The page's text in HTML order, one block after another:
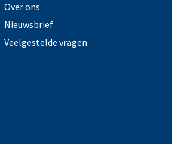
Over ons
Nieuwsbrief
Veelgestelde vragen